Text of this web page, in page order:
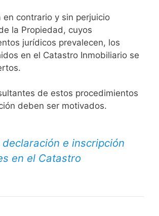
en contrario y sin perjuicio
la Propiedad, cuyos
jurídicos prevalecen, los
en el Catastro Inmobiliario se
de estos procedimientos
deben ser motivados.
e inscripción
en el Catastro